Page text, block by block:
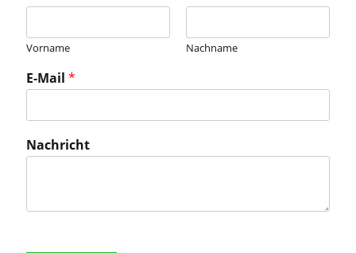
Vorname Nachname
E-Mail*
Nachricht